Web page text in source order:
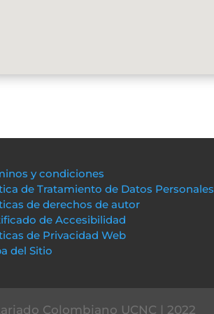
y condiciones
de Tratamiento de Datos Personales
de derechos de autor
de Accesibilidad
de Privacidad Web
del Sitio
Colombiano UCNC | 2022